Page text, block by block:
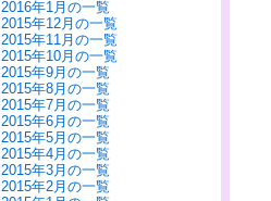
2016年1月の一覧
2015年12月の一覧
2015年11月の一覧
2015年10月の一覧
2015年9月の一覧
2015年8月の一覧
2015年7月の一覧
2015年6月の一覧
2015年5月の一覧
2015年4月の一覧
2015年3月の一覧
2015年2月の一覧